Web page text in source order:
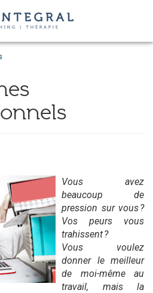
Vous avez
beaucoup de
pression sur vous ?
Vos peurs vous
trahissent ?
Vous voulez
donner le meilleur
de moi-même au
travail, mais la